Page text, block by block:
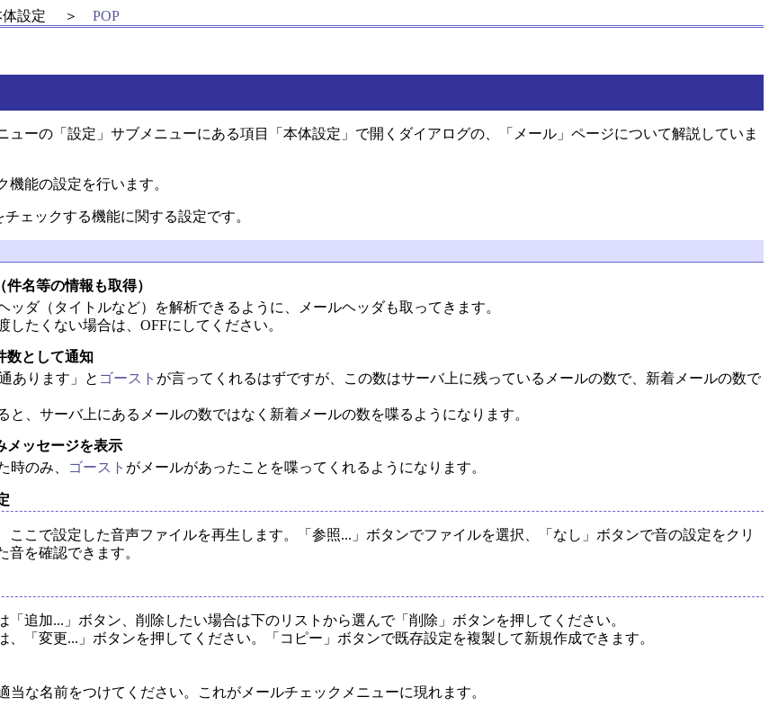
設定 POP
ューの「設定」サブメニューにある項目「本体設定」で開くダイアログの、「メール」ページについて解説していま
機能の設定を行います。
ェックする機能に関する設定です。
名等の情報も取得）
ッダ（タイトルなど）を解析できるように、メールヘッダも取ってきます。
したくない場合は、OFFにしてください。
数として通知
あります」と ゴースト が言ってくれるはずですが、この数はサーバ上に残っているメールの数で、新着メールの数で
と、サーバ上にあるメールの数ではなく新着メールの数を喋るようになります。
メッセージを表示
時のみ、
ゴースト がメールがあったことを喋ってくれるようになります。
ここで設定した音声ファイルを再生します。「参照...」ボタンでファイルを選択、「なし」ボタンで音の設定をクリ
音を確認できます。
「追加...」ボタン、削除したい場合は下のリストから選んで「削除」ボタンを押してください。
、「変更...」ボタンを押してください。「コピー」ボタンで既存設定を複製して新規作成できます。
当な名前をつけてください。これがメールチェックメニューに現れます。